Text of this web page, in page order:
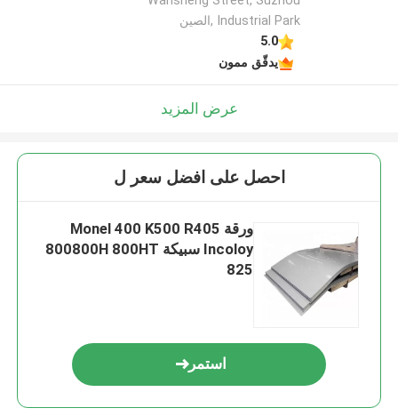
Industrial Park ,الصين
5.0
يدقّق ممون
عرض المزيد
احصل على افضل سعر ل
ورقة Monel 400 K500 R405
Incoloy سبيكة 800800H 800HT
825
استمر